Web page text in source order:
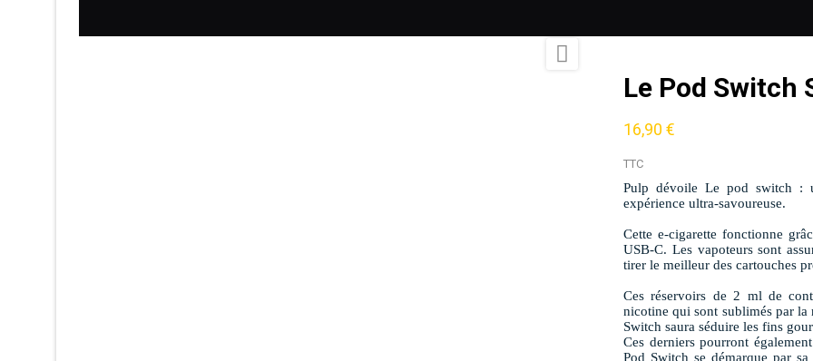

Le Pod Switch
16,90 €
TTC
Pulp dévoile Le pod switch :
expérience ultra-savoureuse.
Cette e-cigarette fonctionne
USB-C. Les vapoteurs sont
tirer le meilleur des cartouches
Ces réservoirs de 2 ml de
nicotine qui sont sublimés par la
Switch saura séduire les fins
Ces derniers pourront
Pod Switch se démarque par